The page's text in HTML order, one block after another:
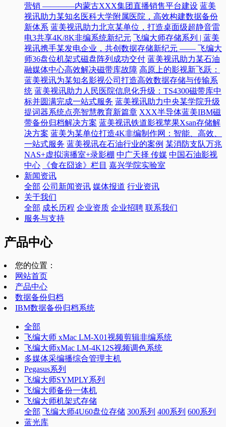
营销 ————内蒙古XXX集团直播销售平台建设 蓝美
视讯助力某知名医科大学附属医院，高效构建数据备份
新体系 蓝美视讯助力北京某单位，打造桌面级超静音雷
电3共享4K/8K非编系统新纪元 飞编大师存储系列 | 蓝美
视讯携手某发电企业，共创数据存储新纪元 —— 飞编大
师36盘位机架式磁盘阵列成功交付 蓝美视讯助力某石油
融媒体中心高效解决磁带库故障 高原上的影视新飞跃：
蓝美视讯为某知名影视公司打造高效数据存储与传输系
统 蓝美视讯助力人民医院信息化升级：TS4300磁带库中
标并圆满完成一站式服务 蓝美视讯助力中央某学院升级
提词器系统点亮智慧教育新篇章 XXX半导体蓝美IBM磁
带备份归档解决方案 蓝美视讯铁道影视苹果Xsan存储解
决方案 蓝美为某单位打造4K非编制作网：智能、高效、
一站式服务 蓝美视讯在石油行业的案例 某消防支队万兆
NAS+虚拟演播室+录影棚 中广天择 传媒 中国石油影视
中心
《食在囧途》栏目 嘉兴学院实验室
新闻资讯
全部 公司新闻资讯 媒体报道 行业资讯
关于我们
全部 成长历程 企业资质 企业招聘 联系我们
服务与支持
产品中心
您的位置：
网站首页
产品中心
数据备份归档
IBM数据备份归档系统
全部
飞编大师 xMac LM-X01视频剪辑非编系统
飞编大师xMac LM-4K12S视频调色系统
多媒体采编播综合管理主机
Pegasus系列
飞编大师SYMPLY系列
飞编大师备份一体机
飞编大师机架式存储
全部 飞编大师4U60盘位存储 300系列 400系列 600系列
蓝光库